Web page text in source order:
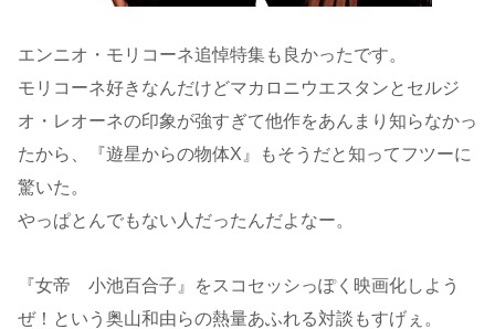
エンニオ・モリコーネ追悼特集も良かったです。
モリコーネ好きなんだけどマカロニウエスタンとセルジ
オ・レオーネの印象が強すぎて他作をあんまり知らなかっ
たから、『遊星からの物体X』もそうだと知ってフツーに
驚いた。
やっぱとんでもない人だったんだよなー。
『女帝 小池百合子』をスコセッシっぽく映画化しよう
ぜ！という奥山和由らの熱量あふれる対談もすげぇ。